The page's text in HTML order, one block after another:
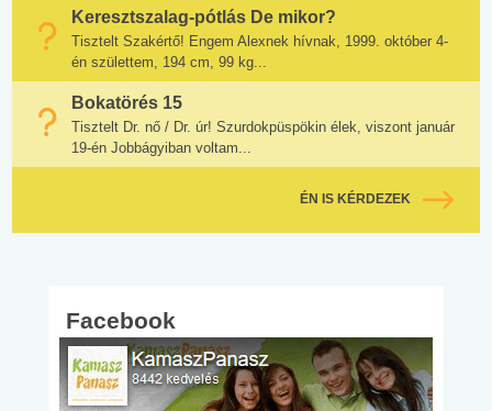
Keresztszalag-pótlás De mikor?
Tisztelt Szakértő! Engem Alexnek hívnak, 1999. október 4-
én születtem, 194 cm, 99 kg...
Bokatörés 15
Tisztelt Dr. nő / Dr. úr! Szurdokpüspökin élek, viszont január
19-én Jobbágyiban voltam...
ÉN IS KÉRDEZEK
Facebook